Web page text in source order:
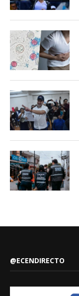
@ECENDIRECTO